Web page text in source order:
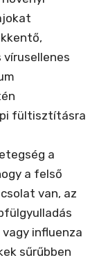
fültisztításra
a
a felső
van, az
influenza
sűrűbben